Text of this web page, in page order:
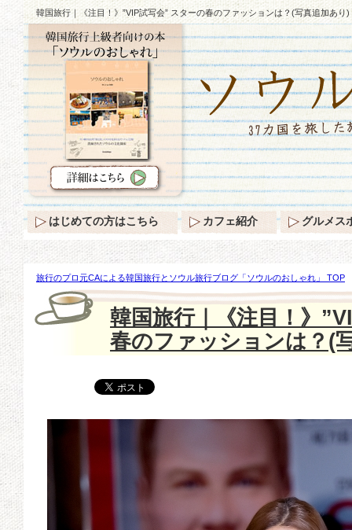
韓国旅行｜《注目！》”VIP試写会” スターの春のファッションは？(写真追加あり)
旅行のプロ元CAによる韓国旅行とソウル旅行ブログ「ソウルのおしゃれ」 TOP
目！》”VIP試写会” スターの春のファッションは？(写真追加あり)
韓国旅行｜《注目！》
春のファッションは？(
はじめての方はこちら カフェ紹介 グルメス